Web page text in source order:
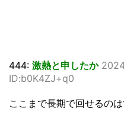
444: 激熱と申したか
ID:b0K4ZJ+q0
ここまで長期で回せるの